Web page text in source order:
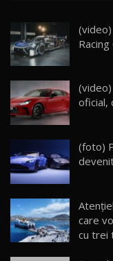
22
23
24
26
oficial,
(foto)
care
cu trei